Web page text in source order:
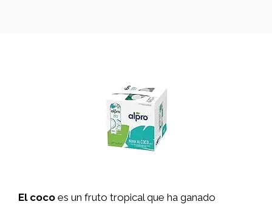
El coco es un fruto tropical que ha ganado